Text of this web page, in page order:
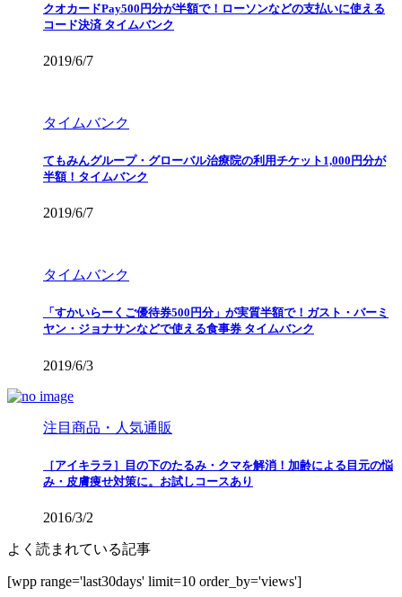
クオカードPay500円分が半額で！ローソンなどの支払いに使える
コード決済 タイムバンク
2019/6/7
タイムバンク
てもみんグループ・グローバル治療院の利用チケット1,000円分が
半額！タイムバンク
2019/6/7
タイムバンク
「すかいらーくご優待券500円分」が実質半額で！ガスト・バーミ
ヤン・ジョナサンなどで使える食事券 タイムバンク
2019/6/3
注目商品・人気通販
［アイキララ］目の下のたるみ・クマを解消！加齢による目元の悩
み・皮膚痩せ対策に。お試しコースあり
2016/3/2
よく読まれている記事
[wpp range='last30days' limit=10 order_by='views']